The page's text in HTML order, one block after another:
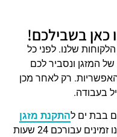
כאן בשבילכם!
שלנו. לפני כל
המזגן ונסביר לכם
רק לאחר מכן
בעבודה.
בבת ים להתקנת מזגן
או בכל מקום אחר, אנחנו זמינים עבורכם 24 שעות